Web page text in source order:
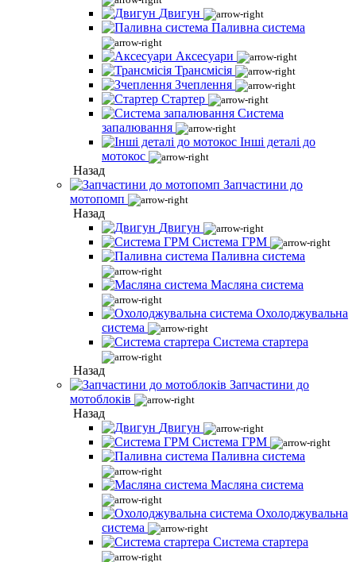
Двигун
Паливна система
Аксесуари
Трансмісія
Зчеплення
Стартер
Система
запалювання
Інші деталі до
мотокос
Назад
Запчастини до
мотопомп
Назад
Двигун
Система ГРМ
Паливна система
Масляна система
Охолоджувальна
система
Система стартера
Назад
Запчастини до
мотоблоків
Назад
Двигун
Система ГРМ
Паливна система
Масляна система
Охолоджувальна
система
Система стартера